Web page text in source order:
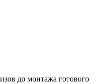
до монтажа готового